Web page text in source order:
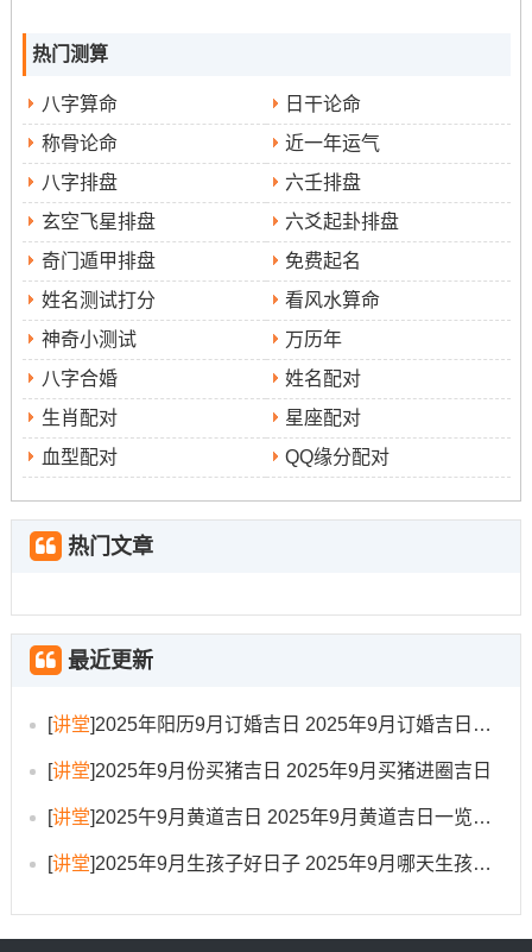
易、立券、挂匾。星宿组合利于商业活动得开展与声誉得
建立。
吉时包括辛卯时（5：00-6:59）、乙未时（13：00-
14:59）、丙申时（15:00-16：59）、丁酉时（17:00-18：
59）与戊戌时（19：00-20：59）.
冲猪煞东,东方事务或属猪者需谨慎。
9月15日（星期一；农历七月廿四）：此日宜开市、交
易、立券、挂匾 -天象表明利于快速打开局面 -聚集人气.
吉时有乙巳时（9:00-10:59）、丙午时（11:00-12：
59）、己酉时（17:00-18:59）同庚戌时（19:00-20：
59）.
冲蛇煞西；西方位或属蛇者需留意。
9月17日（星期三，农历七月廿六）
14:59）与甲戌时（19：00-20:59）！冲羊 生肖属羊者需
注意。
9月21日（星期日。农历七月三十）：此日宜开市、交
易、立券、纳财。标记财富得积累与稳固。
吉时包括乙卯时（5:00-6:59）、庚申时（15:00-16:59）、
9月26日（星期五;农历八月初五）：此日宜开市、动
热门测算
八字算命
日干论命
称骨论命
近一年运气
八字排盘
六壬排盘
玄空飞星排盘
六爻起卦排盘
奇门遁甲排盘
免费起名
姓名测试打分
看风水算命
神奇小测试
万历年
八字合婚
姓名配对
生肖配对
星座配对
血型配对
QQ缘分配对
热门文章
最近更新
[讲堂]2025年阳历9月订婚吉日 2025年9月订婚吉日有哪几天
[讲堂]2025年9月份买猪吉日 2025年9月买猪进圈吉日
[讲堂]2025午9月黄道吉日 2025年9月黄道吉日一览表大全
[讲堂]2025年9月生孩子好日子 2025年9月哪天生孩子比较好